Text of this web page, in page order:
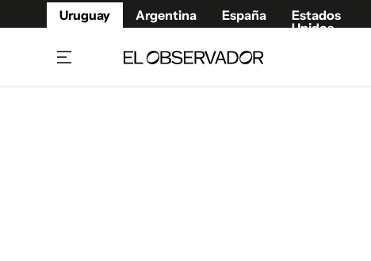
Uruguay Argentina España
Estados
Unidos